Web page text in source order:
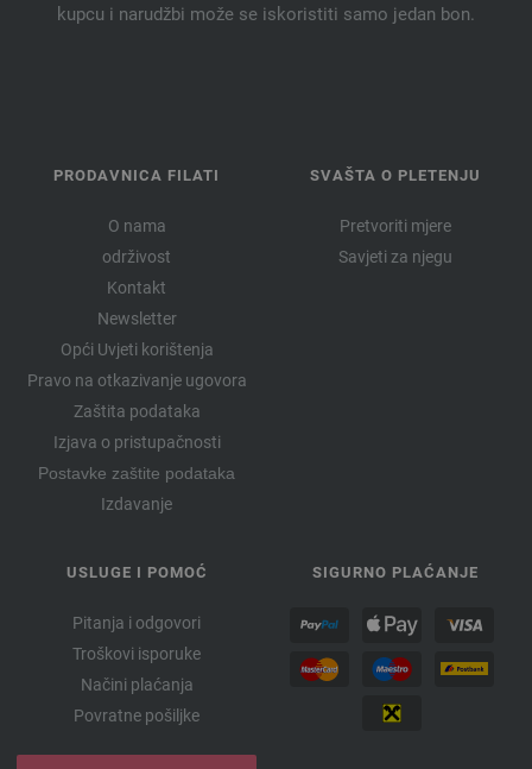
kupcu i narudžbi može se iskoristiti samo jedan bon.
PRODAVNICA FILATI
O nama
održivost
Kontakt
Newsletter
Opći Uvjeti korištenja
Pravo na otkazivanje ugovora
Zaštita podataka
Izjava o pristupačnosti
Postavke zaštite podataka
Izdavanje
SVAŠTA O PLETENJU
Pretvoriti mjere
Savjeti za njegu
USLUGE I POMOĆ
Pitanja i odgovori
Troškovi isporuke
Načini plaćanja
Povratne pošiljke
SIGURNO PLAĆANJE